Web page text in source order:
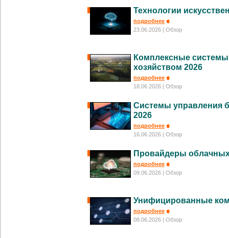
Технологии
подробнее
23.06.2026
| Обзор
Комплексные
хозяйством 2026
подробнее
18.06.2026
| Обзор
Системы управления
2026
подробнее
16.06.2026
| Обзор
Провайдеры
подробнее
09.06.2026
| Обзор
Унифицированные
подробнее
08.06.2026
| Обзор